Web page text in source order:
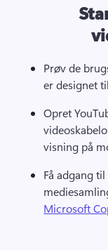
Prøv de
er designet
Opret
visning på
Få adgang
Microsoft